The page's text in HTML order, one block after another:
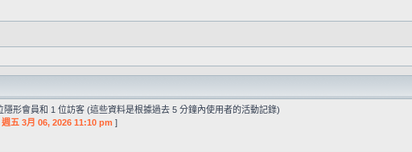
形會員和 1 位訪客 (這些資料是根據過去 5 分鐘內使用者的活動記錄)
週五 3月 06, 2026 11:10 pm ]